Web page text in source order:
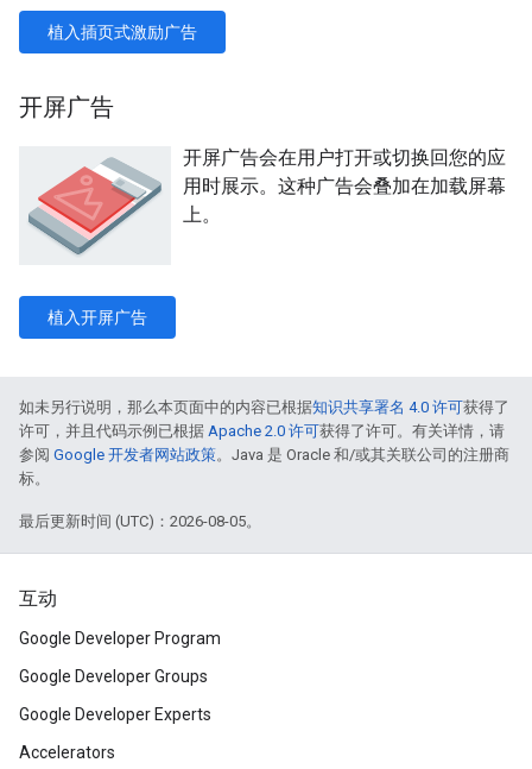
植入插页式激励广告
开屏广告
开屏广告会在用户打开或切换回您的应
用时展示。这种广告会叠加在加载屏幕
上。
植入开屏广告
如未另行说明，那么本页面中的内容已根据知识共享署名 4.0 许可获得了
许可，并且代码示例已根据 Apache 2.0 许可获得了许可。有关详情，请
参阅 Google 开发者网站政策。Java 是 Oracle 和/或其关联公司的注册商
标。
最后更新时间 (UTC)：2026-08-05。
互动
Google Developer Program
Google Developer Groups
Google Developer Experts
Accelerators